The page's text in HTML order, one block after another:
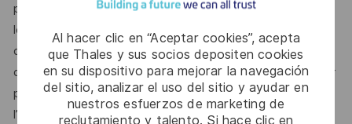
Al hacer clic en “Aceptar cookies”, acepta
que Thales y sus socios depositen cookies
en su dispositivo para mejorar la navegación
del sitio, analizar el uso del sitio y ayudar en
nuestros esfuerzos de marketing de
reclutamiento y talento. Si hace clic en
proposition pour améliorer en continu les outils de pilotage,
le reporting, le suivi des KPIs, et pour répondre à la
diversité des exigences clients/gouvernementales. Il s’agit
d’anticiper les besoins, de structurer l’information, et d’oser
proposer de nouveaux axes d’analyse pour accroître
l’efficacité projets.